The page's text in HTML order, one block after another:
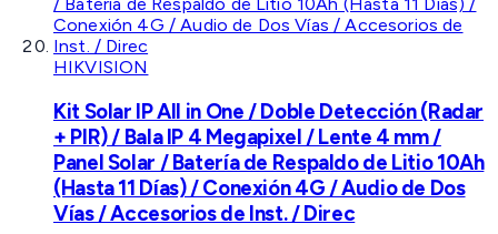
HIKVISION
Kit Solar IP All in One / Doble Detección (Radar
+ PIR) / Bala IP 4 Megapixel / Lente 4 mm /
Panel Solar / Batería de Respaldo de Litio 10Ah
(Hasta 11 Días) / Conexión 4G / Audio de Dos
Vías / Accesorios de Inst. / Direc